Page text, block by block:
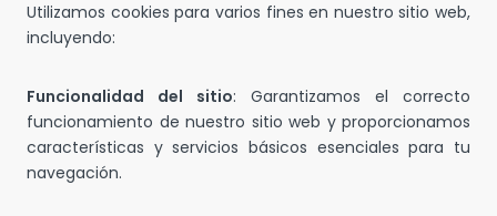
Utilizamos cookies para varios fines en nuestro sitio web,
incluyendo:
Funcionalidad del sitio: Garantizamos el correcto
funcionamiento de nuestro sitio web y proporcionamos
características y servicios básicos esenciales para tu
navegación.